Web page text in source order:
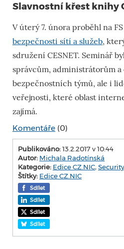
Slavnostní křest knihy
V úterý 7. února proběhl na
bezpečnosti sítí a služeb,
sdružení CESNET. Seminář
správcům, administrátorům a
bezpečnostních týmů, ale i
veřejnosti, které oblast
zajímá.
Komentáře (0)
Publikováno:13.2.2017 v 10:44
Autor: Michala Radotínská
Kategorie: Edice CZ.NIC, Security
Štítky: Edice CZ.NIC
Sdílet
Sdílet
Sdílet
Sdílet